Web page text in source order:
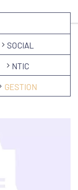
SOCIAL
NTIC
GESTION